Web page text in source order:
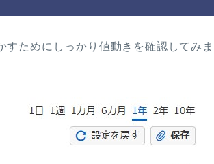
ためにしっかり値動きを確認してみま